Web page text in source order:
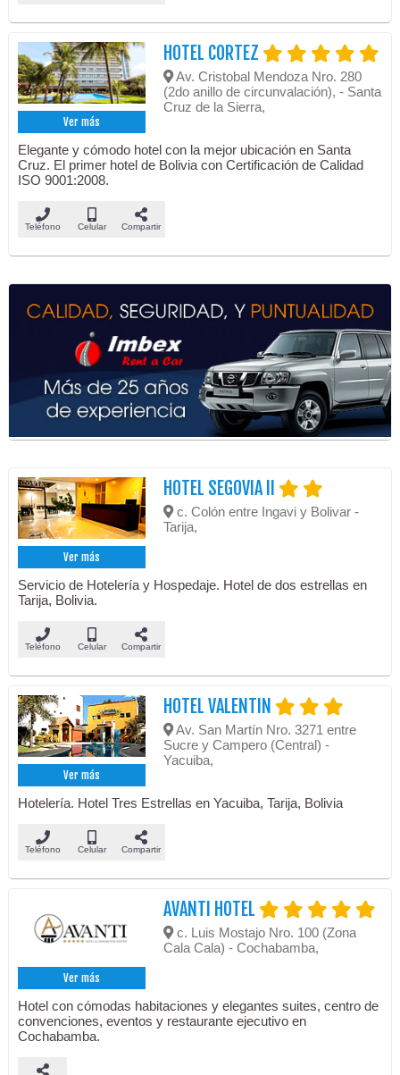
Ver más
HOTEL CORTEZ
Av. Cristobal Mendoza Nro. 280
(2do anillo de circunvalación), - Santa
Cruz de la Sierra,
Elegante y cómodo hotel con la mejor ubicación en Santa
Cruz. El primer hotel de Bolivia con Certificación de Calidad
ISO 9001:2008.
Teléfono Celular Compartir
Ver más
HOTEL SEGOVIA II
c. Colón entre Ingavi y Bolivar -
Tarija,
Servicio de Hotelería y Hospedaje. Hotel de dos estrellas en
Tarija, Bolivia.
Teléfono Celular Compartir
Ver más
HOTEL VALENTIN
Av. San Martín Nro. 3271 entre
Sucre y Campero (Central) -
Yacuiba,
Hotelería. Hotel Tres Estrellas en Yacuiba, Tarija, Bolivia
Teléfono Celular Compartir
Ver más
AVANTI HOTEL
c. Luis Mostajo Nro. 100 (Zona
Cala Cala) - Cochabamba,
Hotel con cómodas habitaciones y elegantes suites, centro de
convenciones, eventos y restaurante ejecutivo en
Cochabamba.